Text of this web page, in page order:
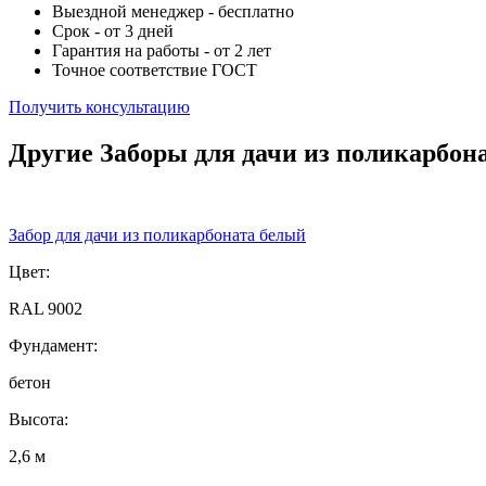
Выездной менеджер - бесплатно
Срок - от 3 дней
Гарантия на работы - от 2 лет
Точное соответствие ГОСТ
Получить консультацию
Другие Заборы для дачи из
Забор для дачи из поликарбоната белый
Цвет:
RAL 9002
Фундамент:
бетон
Высота:
2,6 м